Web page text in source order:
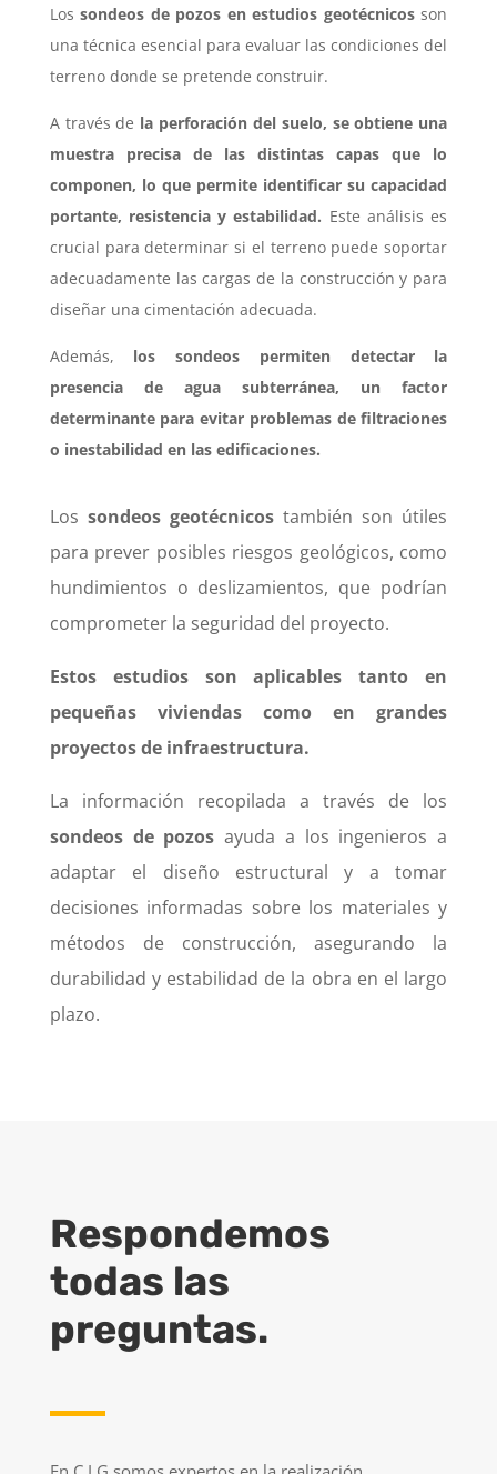
Lossondeos de pozos en estudios geotécnicosson
una técnica esencial para evaluar las condiciones del
terreno donde se pretende construir.
A través de la perforación del suelo, se obtiene una
muestra precisa de las distintas capas que lo
componen, lo que permite identificar su capacidad
portante, resistencia y estabilidad. Este análisis es
crucial para determinar si el terreno puede soportar
adecuadamente las cargas de la construcción y para
diseñar una cimentación adecuada.
Además, los sondeos permiten detectar la
presencia de agua subterránea, un factor
determinante para evitar problemas de filtraciones
o inestabilidad en las edificaciones.
Los sondeos geotécnicostambién son útiles
para prever posibles riesgos geológicos, como
hundimientos o deslizamientos, que podrían
comprometer la seguridad del proyecto.
Estos estudios son aplicables tanto en
pequeñas viviendas como en grandes
proyectos de infraestructura.
La información recopilada a través de los
sondeos de pozos ayuda a los ingenieros a
adaptar el diseño estructural y a tomar
decisiones informadas sobre los materiales y
métodos de construcción, asegurando la
durabilidad y estabilidad de la obra en el largo
plazo.
Respondemos
todas las
preguntas.